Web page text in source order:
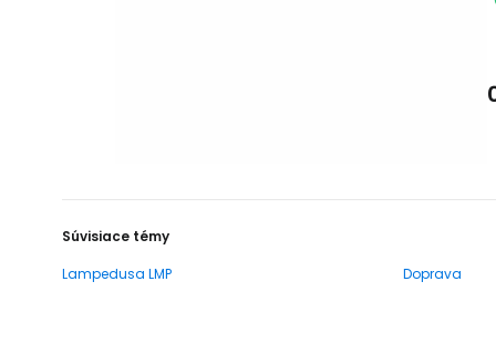
Súvisiace témy
Lampedusa LMP
Doprava